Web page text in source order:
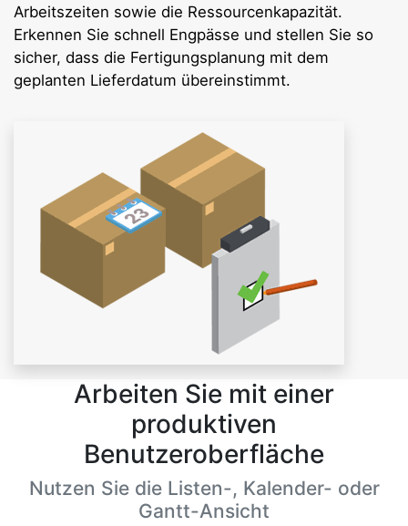
Arbeitszeiten sowie die Ressourcenkapazität.
Erkennen Sie schnell Engpässe und stellen Sie so
sicher, dass die Fertigungsplanung mit dem
geplanten Lieferdatum übereinstimmt.
Arbeiten Sie mit einer
produktiven
Benutzeroberfläche
Nutzen Sie die Listen-, Kalender- oder
Gantt-Ansicht